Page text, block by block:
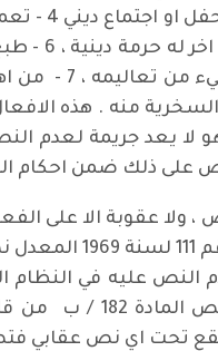
شعائر
السخرية منه . هذه
لا يعد جريمة لعدم
ضمن احكام المادة 7 من
نص المادة 1
النص عليه في
تحت اي نص عقابي